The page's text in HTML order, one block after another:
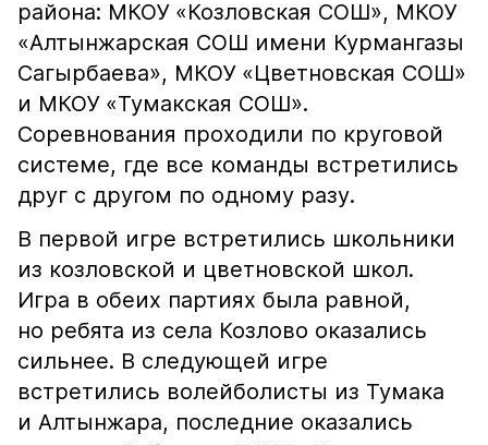
района: МКОУ «Козловская СОШ», МКОУ
«Алтынжарская СОШ имени Курмангазы
Сагырбаева», МКОУ «Цветновская СОШ»
и МКОУ «Тумакская СОШ».
Соревнования проходили по круговой
системе, где все команды встретились
друг с другом по одному разу.
В первой игре встретились школьники
из козловской и цветновской школ.
Игра в обеих партиях была равной,
но ребята из села Козлово оказались
сильнее. В следующей игре
встретились волейболисты из Тумака
и Алтынжара, последние оказались